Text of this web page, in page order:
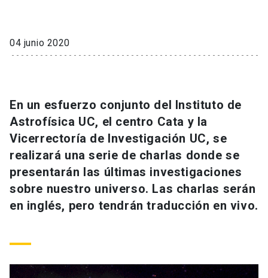
Información para keyboard_arrow_down
Futuros estudiantes
Estudiantes
Académicos
Personal
Alumni launch
Go to english site launch
ACCESOS DIRECTOS
Admisión launch
04 junio 2020
En un esfuerzo conjunto del Instituto de
Astrofísica UC, el centro Cata y la
Vicerrectoría de Investigación UC, se
realizará una serie de charlas donde se
presentarán las últimas investigaciones
sobre nuestro universo. Las charlas serán
en inglés, pero tendrán traducción en vivo.